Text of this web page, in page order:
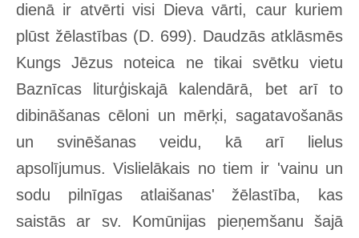
dienā ir atvērti visi Dieva vārti, caur kuriem
plūst žēlastības (D. 699). Daudzās atklāsmēs
Kungs Jēzus noteica ne tikai svētku vietu
Baznīcas liturģiskajā kalendārā, bet arī to
dibināšanas cēloni un mērķi, sagatavošanās
un svinēšanas veidu, kā arī lielus
apsolījumus. Vislielākais no tiem ir 'vainu un
sodu pilnīgas atlaišanas' žēlastība, kas
saistās ar sv. Komūnijas pieņemšanu šajā